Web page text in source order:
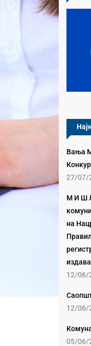
Вања
27/07/
М И Ш
на
12/06/
12/06/
05/06/